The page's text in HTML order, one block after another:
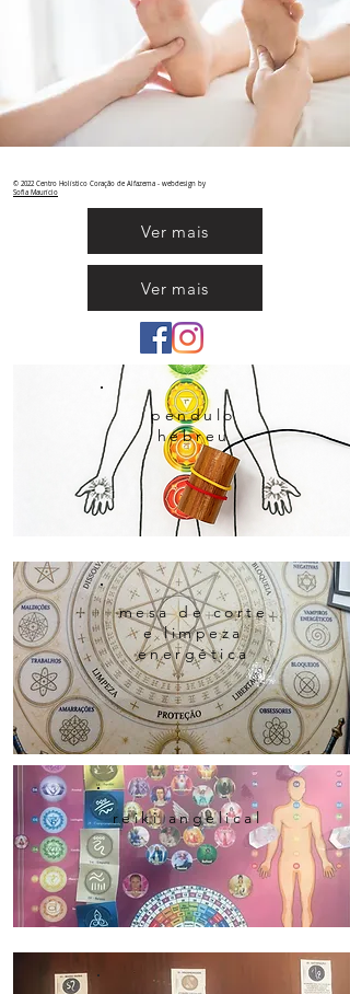
© 2022 Centro Holístico Coração de Alfazema - webdesign by
Sofia Maurício
Ver mais
Ver mais
pendulo
hebreu
mesa de corte
e limpeza
energética
reiki angelical